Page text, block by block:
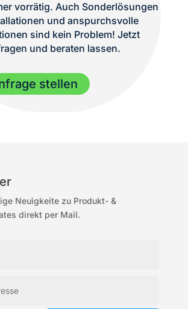
vorrätig. Auch Sonderlösungen
und anspurchsvolle
sind kein Problem! Jetzt
und beraten lassen.
stellen
Neuigkeite zu Produkt- &
direkt per Mail.